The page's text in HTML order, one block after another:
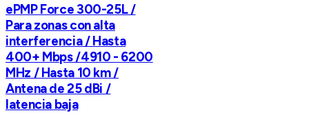
ePMP Force 300-25L /
Para zonas con alta
interferencia / Hasta
400+ Mbps /4910 - 6200
MHz / Hasta 10 km /
Antena de 25 dBi /
latencia baja